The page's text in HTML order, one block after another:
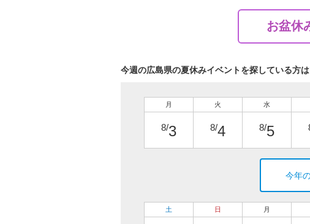
お盆休
今週の広島県の夏休みイベントを探している方は
月
8/3
火
8/4
水
8/5
今年
土 日 月